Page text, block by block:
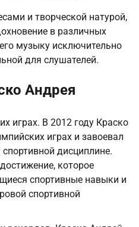
и творческой натурой,
в различных
музыку исключительно
для слушателей.
Андрея
играх. В 2012 году Краско
играх и завоевал
дисциплине.
которое
спортивные навыки и
спортивной